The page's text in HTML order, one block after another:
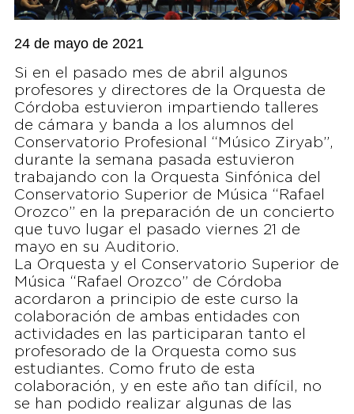
24 de mayo de 2021
Si en el pasado mes de abril algunos
profesores y directores de la Orquesta de
Córdoba estuvieron impartiendo talleres
de cámara y banda a los alumnos del
Conservatorio Profesional “Músico Ziryab”,
durante la semana pasada estuvieron
trabajando con la Orquesta Sinfónica del
Conservatorio Superior de Música “Rafael
Orozco” en la preparación de un concierto
que tuvo lugar el pasado viernes 21 de
mayo en su Auditorio.
La Orquesta y el Conservatorio Superior de
Música “Rafael Orozco” de Córdoba
acordaron a principio de este curso la
colaboración de ambas entidades con
actividades en las participaran tanto el
profesorado de la Orquesta como sus
estudiantes. Como fruto de esta
colaboración, y en este año tan difícil, no
se han podido realizar algunas de las